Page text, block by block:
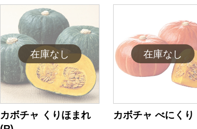
カボチャ くりほまれ
カボチャ べにくり